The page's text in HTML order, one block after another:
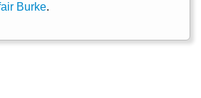
Burke.